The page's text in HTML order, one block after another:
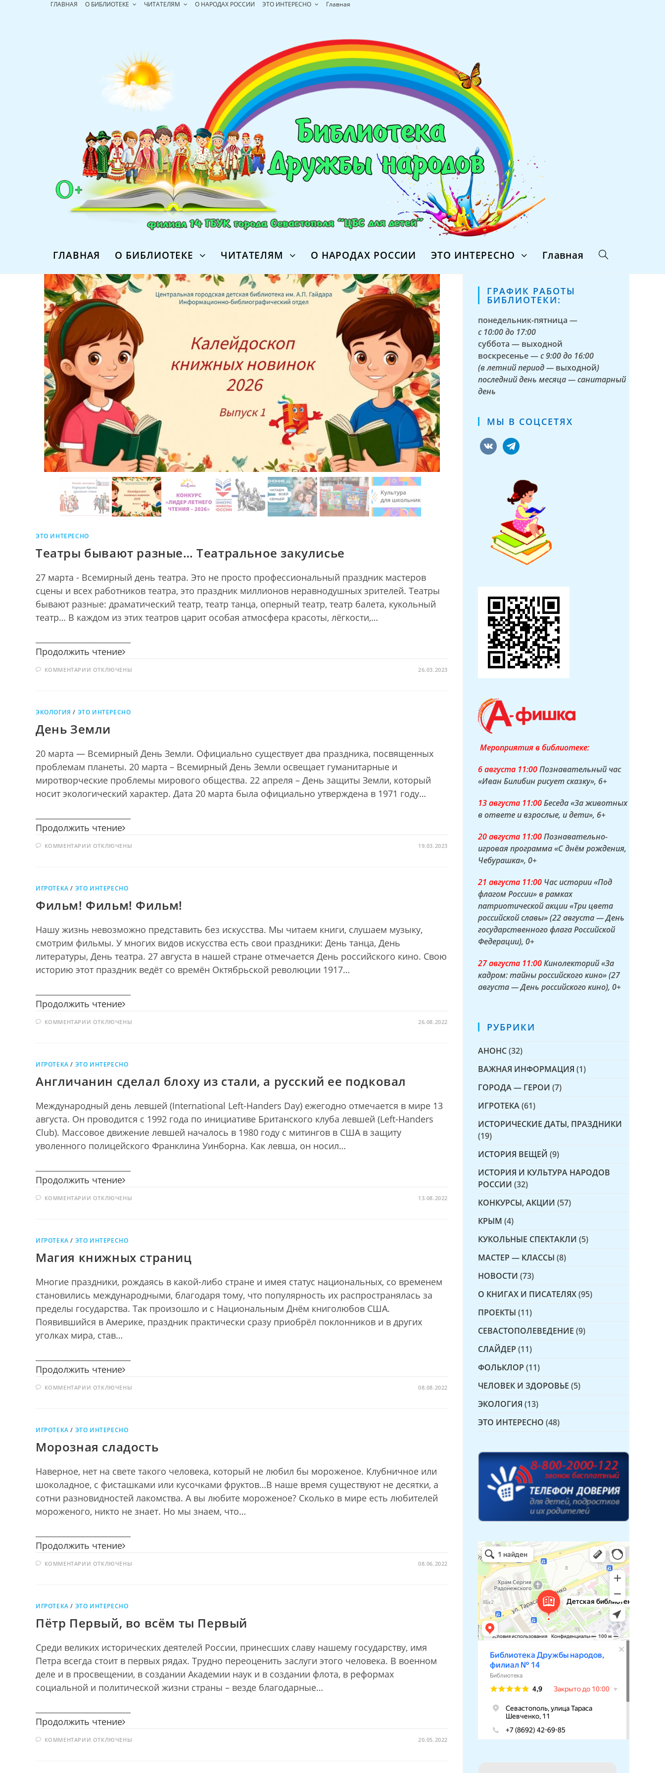
ГЛАВНАЯ О БИБЛИОТЕКЕ ЧИТАТЕЛЯМ О НАРОДАХ РОССИИ ЭТО ИНТЕРЕСНО Главная
ГЛАВНАЯ О БИБЛИОТЕКЕ ЧИТАТЕЛЯМ О НАРОДАХ РОССИИ ЭТО ИНТЕРЕСНО Главная
ЭТО ИНТЕРЕСНО
Театры бывают разные… Театральное закулисье
27 марта - Всемирный день театра. Это не просто профессиональный праздник мастеров
сцены и всех работников театра, это праздник миллионов неравнодушных зрителей. Театры
бывают разные: драматический театр, театр танца, оперный театр, театр балета, кукольный
театр… В каждом из этих театров царит особая атмосфера красоты, лёгкости,…
Продолжить чтение Театры
разные…
КОММЕНТАРИИ К
ЗАКУЛИСЬЕ
ОТКЛЮЧЕНЫ 26.03.2023
ЭКОЛОГИЯ / ЭТО ИНТЕРЕСНО
День Земли
20 марта — Всемирный День Земли. Официально существует два праздника, посвященных
проблемам планеты. 20 марта – Всемирный День Земли освещает гуманитарные и
миротворческие проблемы мирового общества. 22 апреля – День защиты Земли, который
носит экологический характер. Дата 20 марта была официально утверждена в 1971 году…
Продолжить чтение День
КОММЕНТАРИИ КОТКЛЮЧЕНЫ 19.03.2023
ИГРОТЕКА / ЭТО ИНТЕРЕСНО
Фильм! Фильм! Фильм!
Нашу жизнь невозможно представить без искусства. Мы читаем книги, слушаем музыку,
смотрим фильмы. У многих видов искусства есть свои праздники: День танца, День
литературы, День театра. 27 августа в нашей стране отмечается День российского кино. Свою
историю этот праздник ведёт со времён Октябрьской революции 1917…
Продолжить чтение Фильм!
Фильм!
КОММЕНТАРИИ КОТКЛЮЧЕНЫ 26.08.2022
ИГРОТЕКА / ЭТО ИНТЕРЕСНО
Англичанин сделал блоху из стали, а русский ее подковал
Международный день левшей (International Left-Handers Day) ежегодно отмечается в мире 13
августа. Он проводится с 1992 года по инициативе Британского клуба левшей (Left-Handers
Club). Массовое движение левшей началось в 1980 году с митингов в США в защиту
уволенного полицейского Франклина Уинборна. Как левша, он носил…
Продолжить чтение Англичанин
блоху
русский
подковал
КОММЕНТАРИИ К
СТАЛИ,
А
ЕЕ
ПОДКОВАЛ
ОТКЛЮЧЕНЫ 13.08.2022
ИГРОТЕКА / ЭТО ИНТЕРЕСНО
Магия книжных страниц
Многие праздники, рождаясь в какой-либо стране и имея статус национальных, со временем
становились международными, благодаря тому, что популярность их распространялась за
пределы государства. Так произошло и с Национальным Днём книголюбов США.
Появившийся в Америке, праздник практически сразу приобрёл поклонников и в других
уголках мира, став…
Продолжить чтение Магия
страниц
КОММЕНТАРИИ КОТКЛЮЧЕНЫ 08.08.2022
ИГРОТЕКА / ЭТО ИНТЕРЕСНО
Морозная сладость
Наверное, нет на свете такого человека, который не любил бы мороженое. Клубничное или
шоколадное, с фисташками или кусочками фруктов…В наше время существуют не десятки, а
сотни разновидностей лакомства. А вы любите мороженое? Сколько в мире есть любителей
мороженого, никто не знает. Но мы знаем, что…
Продолжить чтение Морозная
КОММЕНТАРИИ КОТКЛЮЧЕНЫ 08.06.2022
ИГРОТЕКА / ЭТО ИНТЕРЕСНО
Пётр Первый, во всём ты Первый
Среди великих исторических деятелей России, принесших славу нашему государству, имя
Петра всегда стоит в первых рядах. Трудно переоценить заслуги этого человека. В военном
деле и в просвещении, в создании Академии наук и в создании флота, в реформах
социальной и политической жизни страны – везде благодарные…
Продолжить чтение Пётр
во
КОММЕНТАРИИ КОТКЛЮЧЕНЫ 20.05.2022
ГРАФИК РАБОТЫ
БИБЛИОТЕКИ:
понедельник-пятница —
с 10:00 до 17:00
суббота — выходной
воскресенье —с 9:00 до 16:00
(в летний период — выходной)
последний день месяца — санитарный
день
МЫ В СОЦСЕТЯХ
vkontaktetelegram
Мероприятия в библиотеке:
6 августа 11:00Познавательный час
«Иван Билибин рисует сказку», 6+
13 августа 11:00Беседа «За животных
в ответе и взрослые, и дети», 6+
20 августа 11:00Познавательно-
игровая программа «С днём рождения,
Чебурашка», 0+
21 августа 11:00 Час истории «Под
флагом России» в рамках
патриотической акции «Три цвета
российской славы» (22 августа — День
государственного флага Российской
Федерации), 0+
27 августа 11:00Кинолекторий «За
кадром: тайны российского кино» (27
августа — День российского кино), 0+
РУБРИКИ
АНОНС(32)
ВАЖНАЯ ИНФОРМАЦИЯ (1)
ГОРОДА — ГЕРОИ (7)
ИГРОТЕКА(61)
ИСТОРИЧЕСКИЕ ДАТЫ, ПРАЗДНИКИ
(19)
ИСТОРИЯ ВЕЩЕЙ (9)
ИСТОРИЯ И КУЛЬТУРА НАРОДОВ
РОССИИ (32)
КОНКУРСЫ, АКЦИИ (57)
КРЫМ (4)
КУКОЛЬНЫЕ СПЕКТАКЛИ (5)
МАСТЕР — КЛАССЫ (8)
НОВОСТИ (73)
О КНИГАХ И ПИСАТЕЛЯХ(95)
ПРОЕКТЫ (11)
СЕВАСТОПОЛЕВЕДЕНИЕ (9)
СЛАЙДЕР (11)
ФОЛЬКЛОР (11)
ЧЕЛОВЕК И ЗДОРОВЬЕ (5)
ЭКОЛОГИЯ (13)
ЭТО ИНТЕРЕСНО (48)
Детская библиотека № 14 Дружбы народов
Библиотека в Севастополе